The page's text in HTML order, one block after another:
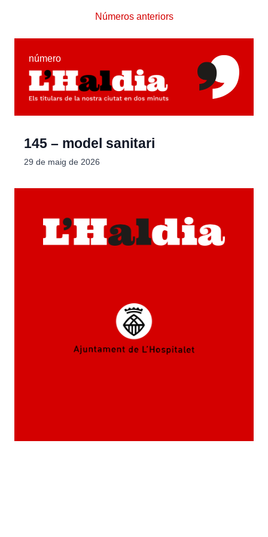
Números anteriors
número
145 – model sanitari
29 de maig de 2026